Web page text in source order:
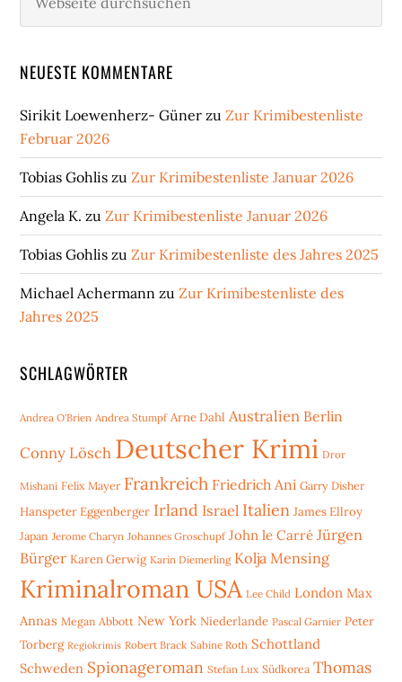
durchsuchen
NEUESTE KOMMENTARE
Sirikit Loewenherz- Güner zuZur Krimibestenliste
Februar 2026
Tobias Gohlis zuZur Krimibestenliste Januar 2026
Angela K. zuZur Krimibestenliste Januar 2026
Tobias Gohlis zuZur Krimibestenliste des Jahres 2025
Michael Achermann zuZur Krimibestenliste des
Jahres 2025
SCHLAGWÖRTER
Andrea O'Brien Andrea Stumpf Arne Dahl Australien Berlin
Conny Lösch Deutscher Krimi Dror
Mishani Felix Mayer Frankreich Friedrich Ani Garry Disher
Hanspeter Eggenberger Irland Israel Italien James Ellroy
Japan Jerome Charyn Johannes Groschupf John le Carré Jürgen
Bürger Karen Gerwig Karin Diemerling Kolja Mensing
Kriminalroman USA Lee Child London Max
Annas Megan Abbott New York Niederlande Pascal Garnier Peter
Torberg Regiokrimis Robert Brack Sabine Roth Schottland
Schweden Spionageroman Stefan Lux Südkorea Thomas